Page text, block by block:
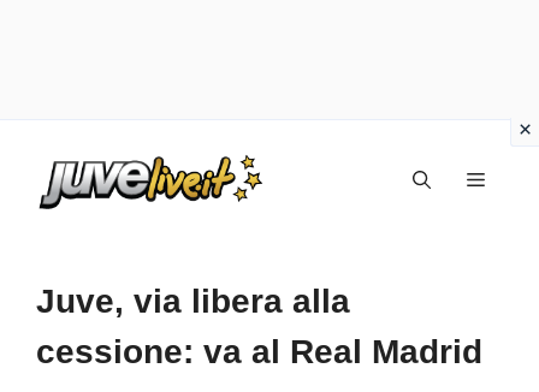
Menu
Juve, via libera alla
cessione: va al Real Madrid